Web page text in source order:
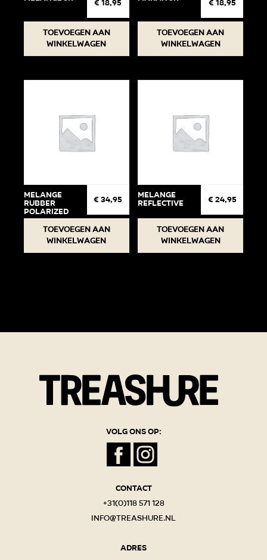
€ 18,95
Toevoegen aan
winkelwagen
€ 18,95
Toevoegen aan
winkelwagen
Melange
Rubber
Polarized
€ 34,95
Toevoegen aan
winkelwagen
Melange
Reflective € 24,95
Toevoegen aan
winkelwagen
Volg ons op:
Contact
+31(0)118 571 128
info@treashure.nl
Adres